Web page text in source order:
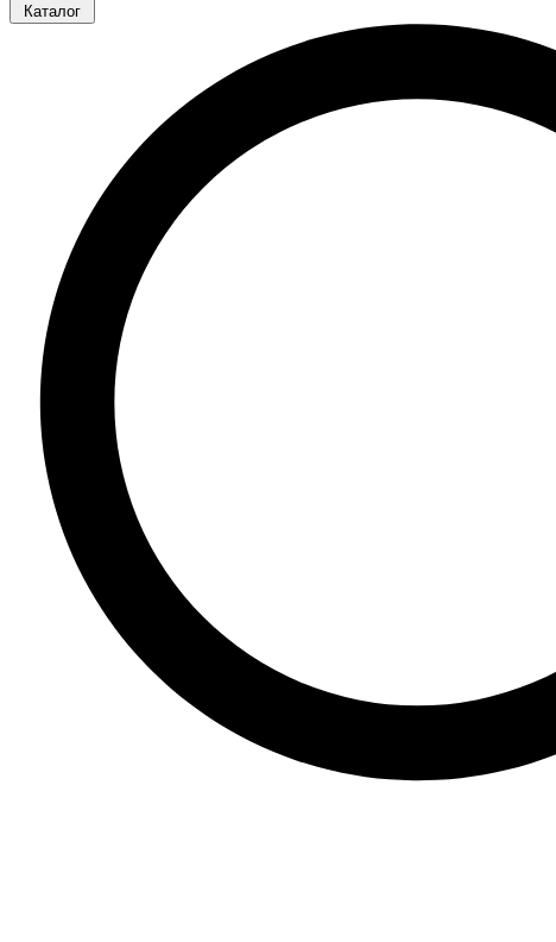
Каталог